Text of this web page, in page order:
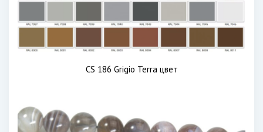
CS 186 Grigio Terra цвет